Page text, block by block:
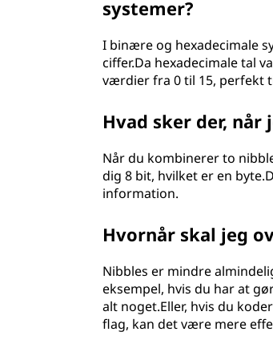
systemer?
I binære og hexadecimale
ciffer.Da hexadecimale tal
værdier fra 0 til 15, perfekt
Hvad sker der,
Når du kombinerer to
dig 8 bit, hvilket er en
information.
Hvornår skal jeg
Nibbles er mindre
eksempel, hvis du har at
alt noget.Eller, hvis du
flag, kan det være mere